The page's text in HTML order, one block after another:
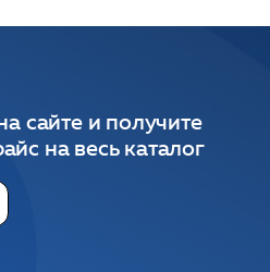
сайте и получите
на весь каталог